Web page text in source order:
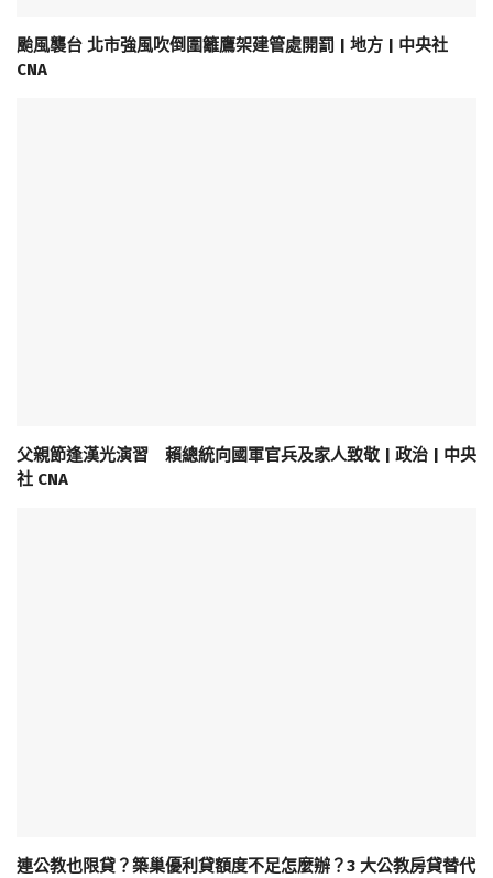
颱風襲台 北市強風吹倒圍籬鷹架建管處開罰 | 地方 | 中央社
CNA
父親節逢漢光演習 賴總統向國軍官兵及家人致敬 | 政治 | 中央
社 CNA
連公教也限貸？築巢優利貸額度不足怎麼辦？3 大公教房貸替代